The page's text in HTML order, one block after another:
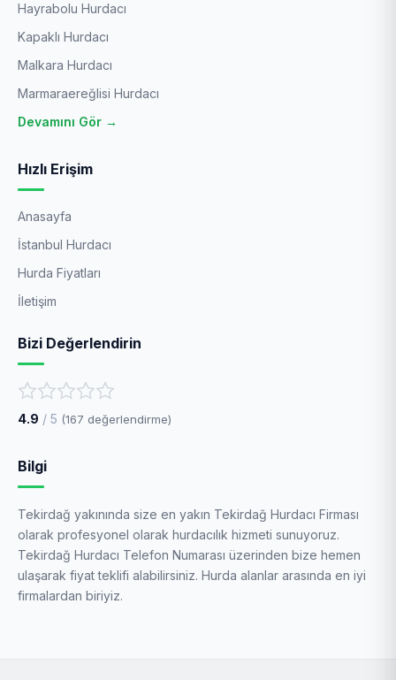
Hayrabolu Hurdacı
Kapaklı Hurdacı
Malkara Hurdacı
Marmaraereğlisi Hurdacı
Devamını Gör →
Hızlı Erişim
Anasayfa
İstanbul Hurdacı
Hurda Fiyatları
İletişim
Bizi Değerlendirin
4.9 / 5 (167 değerlendirme)
Bilgi
Tekirdağ yakınında size en yakın Tekirdağ Hurdacı Firması
olarak profesyonel olarak hurdacılık hizmeti sunuyoruz.
Tekirdağ Hurdacı Telefon Numarası üzerinden bize hemen
ulaşarak fiyat teklifi alabilirsiniz. Hurda alanlar arasında en iyi
firmalardan biriyiz.